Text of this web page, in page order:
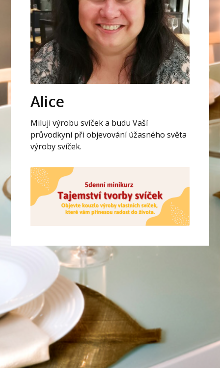
Alice
Miluji výrobu svíček a budu Vaší
průvodkyní při objevování úžasného světa
výroby svíček.